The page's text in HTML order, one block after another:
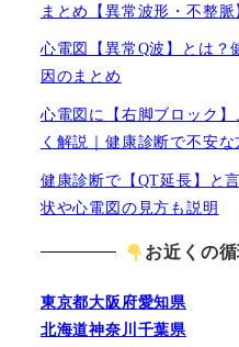
まとめ【異常波形・不整脈
心電図【異常Q波】とは？
因のまとめ
心電図に【右脚ブロック
く解説｜健康診断で不安な
健康診断で【QT延長】と
状や心電図の見方も説明
お近くの
東京都大阪府愛知県
北海道神奈川 千葉県